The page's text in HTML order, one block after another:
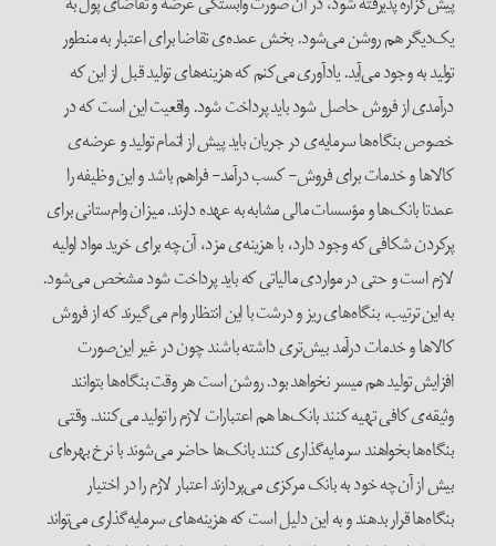
یک‌دیگر هم روشن می‌شود. بخش عمده‌ی تقاضا برای اعتبار به منطور
تولید به وجود می‌آید. یادآوری می‌کنم که هزینه‌های تولید قبل از این که
درآمدی از فروش حاصل شود باید پرداخت شود. واقعیت این است که در
خصوص بنگاه‌ها سرمایه‌ی در جریان باید پیش از اتمام تولید و عرضه‌ی
کالاها و خدمات برای فروش- کسب درآمد- فراهم باشد و این وظیفه را
عمدتا بانک‌ها و مؤسسات مالی مشابه به عهده دارند. میزان وام‌ستانی برای
پرکردن شکافی که وجود دارد، با هزینه‌ی مزد، آن‌چه برای خرید مواد اولیه
لازم است و حتی در مواردی مالیاتی که باید پرداخت شود مشخص می‌شود.
به این ترتیب، بنگاه‌های ریز و درشت با این انتظار وام می‌گیرند که از فروش
کالاها و خدمات درآمد بیش‌تری داشته باشند چون در غیر این‌صورت
افزایش تولید هم میسر نخواهد بود. روشن است هر وقت بنگاه‌ها بتوانند
وثیقه‌ی کافی تهیه کنند بانک‌ها هم اعتبارات لازم را تولید می‌کنند. وقتی
بنگاه‌ها بخواهند سرمایه‌گذاری کنند بانک‌ها حاضر می‌شوند با نرخ بهره‌ای
بیش از آن‌چه خود به بانک مرکزی می‌پردازند اعتبار لازم را در اختیار
بنگاه‌ها قرار بدهند و به این دلیل است که هزینه‌های سرمایه‌گذاری می‌تواند